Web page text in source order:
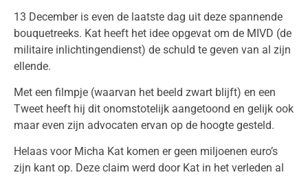
13 December is even de laatste dag uit deze spannende
bouquetreeks. Kat heeft het idee opgevat om de MIVD (de
militaire inlichtingendienst) de schuld te geven van al zijn
ellende.
Met een filmpje (waarvan het beeld zwart blijft) en een
Tweet heeft hij dit onomstotelijk aangetoond en gelijk ook
maar even zijn advocaten ervan op de hoogte gesteld.
Helaas voor Micha Kat komen er geen miljoenen euro’s
zijn kant op. Deze claim werd door Kat in het verleden al